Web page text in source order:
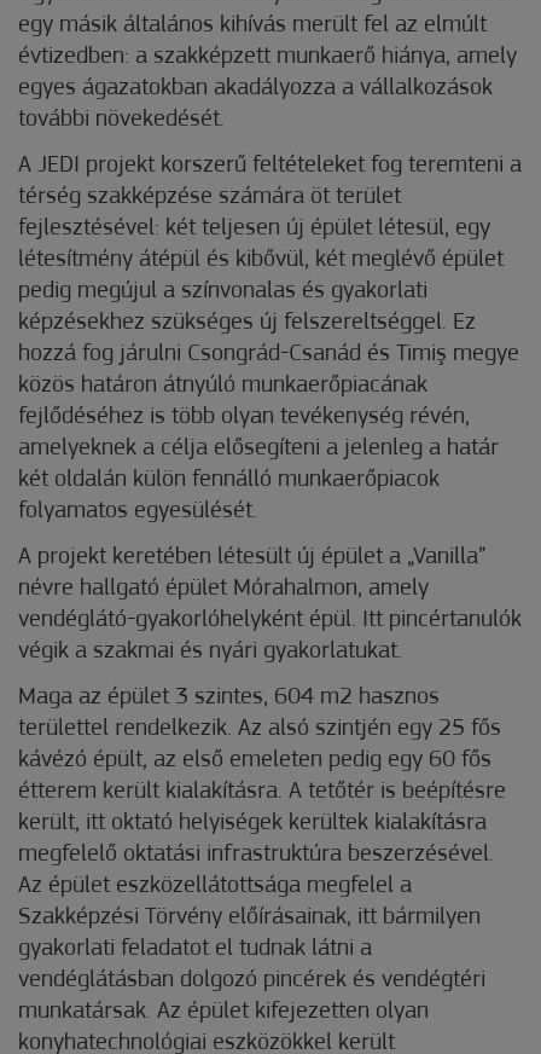
egy másik általános kihívás merült fel az elmúlt
évtizedben: a szakképzett munkaerő hiánya, amely
egyes ágazatokban akadályozza a vállalkozások
további növekedését.
A JEDI projekt korszerű feltételeket fog teremteni a
térség szakképzése számára öt terület
fejlesztésével: két teljesen új épület létesül, egy
létesítmény átépül és kibővül, két meglévő épület
pedig megújul a színvonalas és gyakorlati
képzésekhez szükséges új felszereltséggel. Ez
hozzá fog járulni Csongrád-Csanád és Timiş megye
közös határon átnyúló munkaerőpiacának
fejlődéséhez is több olyan tevékenység révén,
amelyeknek a célja elősegíteni a jelenleg a határ
két oldalán külön fennálló munkaerőpiacok
folyamatos egyesülését.
A projekt keretében létesült új épület a „Vanilla”
névre hallgató épület Mórahalmon, amely
vendéglátó-gyakorlóhelyként épül. Itt pincértanulók
végik a szakmai és nyári gyakorlatukat.
Maga az épület 3 szintes, 604 m2 hasznos
területtel rendelkezik. Az alsó szintjén egy 25 fős
kávézó épült, az első emeleten pedig egy 60 fős
étterem került kialakításra. A tetőtér is beépítésre
került, itt oktató helyiségek kerültek kialakításra
megfelelő oktatási infrastruktúra beszerzésével.
Az épület eszközellátottsága megfelel a
Szakképzési Törvény előírásainak, itt bármilyen
gyakorlati feladatot el tudnak látni a
vendéglátásban dolgozó pincérek és vendégtéri
munkatársak. Az épület kifejezetten olyan
konyhatechnológiai eszközökkel került